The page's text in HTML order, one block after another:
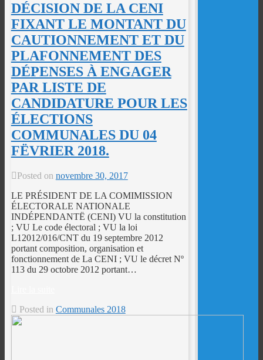
DÉCISION DE LA CENI
FIXANT LE MONTANT DU
CAUTIONNEMENT ET DU
PLAFONNEMENT DES
DÉPENSES À ENGAGER
PAR LISTE DE
CANDIDATURE POUR LES
ÉLECTIONS
COMMUNALES DU 04
FËVRIER 2018.
Posted on novembre 30, 2017
LE PRÉSIDENT DE LA COMIMISSION
ÉLECTORALE NATIONALE
INDÉPENDANTË (CENI) VU la constitution
; VU Le code électoral ; VU la loi
L12012/016/CNT du 19 septembre 2012
portant composition, organisation et
fonctionnement de La CENI ; VU le décret Nº
113 du 29 octobre 2012 portant…
Posted in Communales 2018